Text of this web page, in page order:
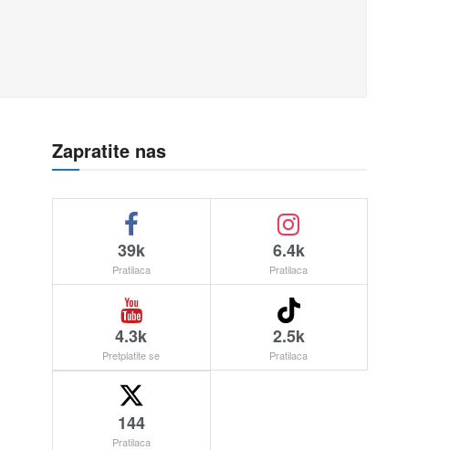
Zapratite nas
39k
Pratilaca
6.4k
Pratilaca
4.3k
Pretplatite se
2.5k
Pratilaca
144
Pratilaca